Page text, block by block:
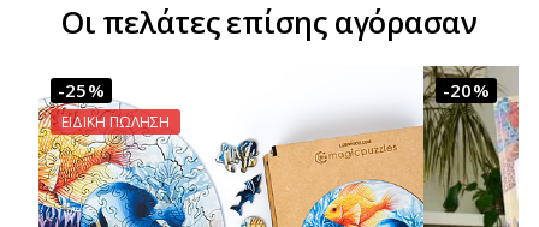
Οι πελάτες επίσης αγόρασαν
-25%
ΕΙΔΙΚΗ ΠΩΛΗΣΗ
-20%